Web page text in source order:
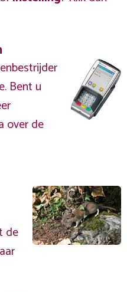
Bent u
over de
de